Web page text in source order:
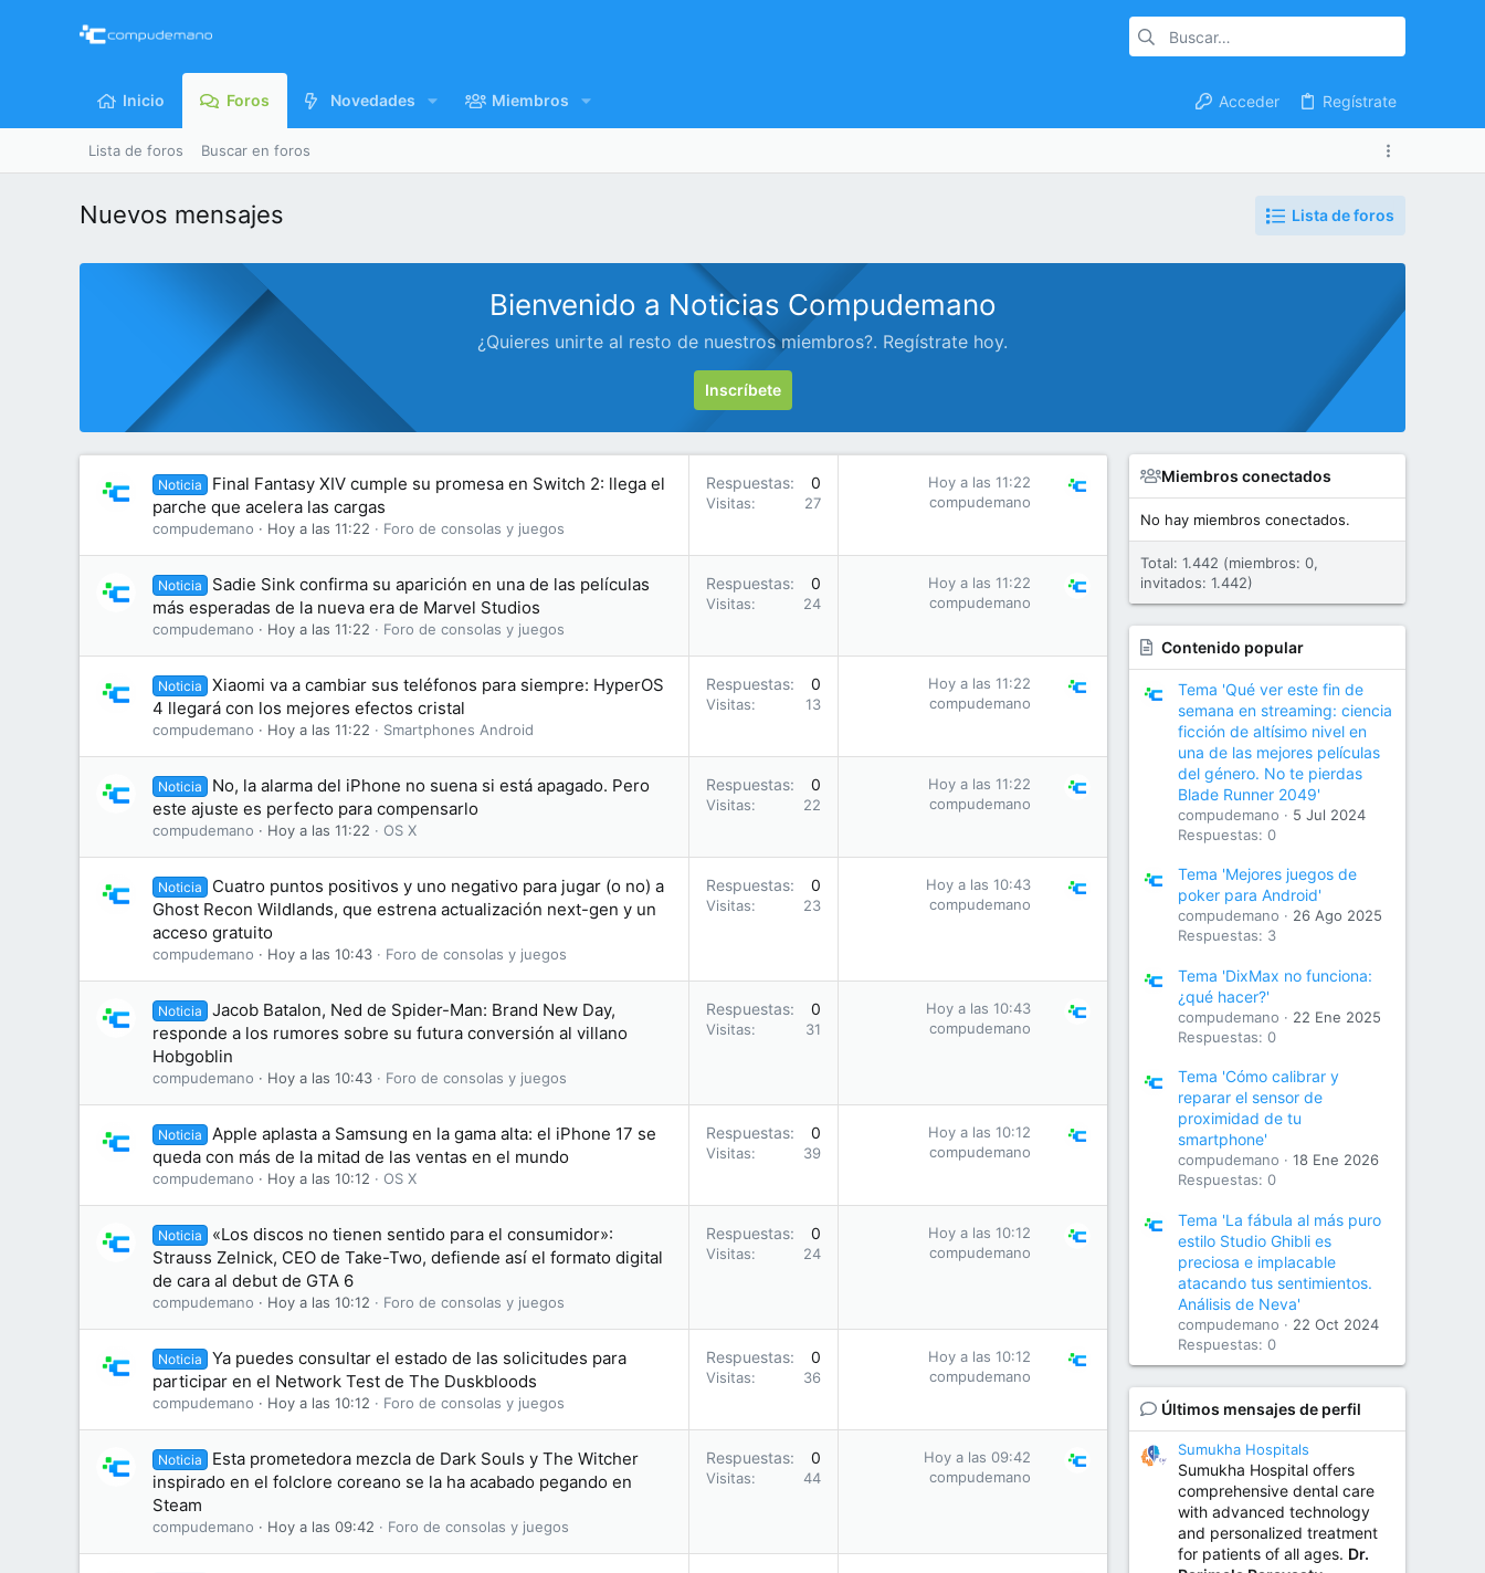
Inicio Foros Novedades Miembros Acceder Regístrate
Lista de foros Buscar en foros
Nuevos mensajes Lista de foros
Bienvenido a Noticias Compudemano
¿Quieres unirte al resto de nuestros miembros?. Regístrate hoy.
Inscríbete
Noticia
Final Fantasy XIV cumple su promesa en Switch 2: llega el
parche que acelera las cargas
compudemano Hoy a las 11:22 Foro de consolas y juegos
Respuestas 0
Visitas 27
Hoy a las 11:22
compudemano
Noticia
Sadie Sink confirma su aparición en una de las películas
más esperadas de la nueva era de Marvel Studios
compudemano Hoy a las 11:22 Foro de consolas y juegos
Respuestas 0
Visitas 24
Hoy a las 11:22
compudemano
Noticia
Xiaomi va a cambiar sus teléfonos para siempre: HyperOS
4 llegará con los mejores efectos cristal
compudemano Hoy a las 11:22 Smartphones Android
Respuestas 0
Visitas 13
Hoy a las 11:22
compudemano
Noticia
No, la alarma del iPhone no suena si está apagado. Pero
este ajuste es perfecto para compensarlo
compudemano Hoy a las 11:22 OS X
Respuestas 0
Visitas 22
Hoy a las 11:22
compudemano
Noticia
Cuatro puntos positivos y uno negativo para jugar (o no) a
Ghost Recon Wildlands, que estrena actualización next-gen y un
acceso gratuito
compudemano Hoy a las 10:43 Foro de consolas y juegos
Respuestas 0
Visitas 23
Hoy a las 10:43
compudemano
Noticia
Jacob Batalon, Ned de Spider-Man: Brand New Day,
responde a los rumores sobre su futura conversión al villano
Hobgoblin
compudemano Hoy a las 10:43 Foro de consolas y juegos
Respuestas 0
Visitas 31
Hoy a las 10:43
compudemano
Noticia
Apple aplasta a Samsung en la gama alta: el iPhone 17 se
queda con más de la mitad de las ventas en el mundo
compudemano Hoy a las 10:12 OS X
Respuestas 0
Visitas 39
Hoy a las 10:12
compudemano
Noticia
«Los discos no tienen sentido para el consumidor»:
Strauss Zelnick, CEO de Take-Two, defiende así el formato digital
de cara al debut de GTA 6
compudemano Hoy a las 10:12 Foro de consolas y juegos
Respuestas 0
Visitas 24
Hoy a las 10:12
compudemano
Noticia
Ya puedes consultar el estado de las solicitudes para
participar en el Network Test de The Duskbloods
compudemano Hoy a las 10:12 Foro de consolas y juegos
Respuestas 0
Visitas 36
Hoy a las 10:12
compudemano
Noticia
Esta prometedora mezcla de Dark Souls y The Witcher
inspirado en el folclore coreano se la ha acabado pegando en
Steam
compudemano Hoy a las 09:42 Foro de consolas y juegos
Respuestas 0
Visitas 44
Hoy a las 09:42
compudemano
Miembros conectados
No hay miembros conectados.
Total: 1.442 (miembros: 0,
invitados: 1.442)
Contenido popular
Tema 'Qué ver este fin de
semana en streaming: ciencia
ficción de altísimo nivel en
una de las mejores películas
del género. No te pierdas
Blade Runner 2049'
compudemano
5 Jul 2024
Respuestas: 0
Tema 'Mejores juegos de
poker para Android'
compudemano
26 Ago 2025
Respuestas: 3
Tema 'DixMax no funciona:
¿qué hacer?'
compudemano
22 Ene 2025
Respuestas: 0
Tema 'Cómo calibrar y
reparar el sensor de
proximidad de tu
smartphone'
compudemano
18 Ene 2026
Respuestas: 0
Tema 'La fábula al más puro
estilo Studio Ghibli es
preciosa e implacable
atacando tus sentimientos.
Análisis de Neva'
compudemano
22 Oct 2024
Respuestas: 0
Últimos mensajes de perfil
Sumukha Hospitals
Sumukha Hospital offers
comprehensive dental care
with advanced technology
and personalized treatment
for patients of all ages. Dr.